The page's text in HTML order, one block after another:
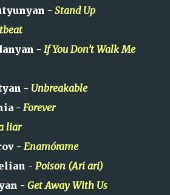
- Stand Up
- If You Don’t Walk Me
- Unbreakable
- Forever
liar
- Enamórame
- Poison (Ari ari)
- Get Away With Us